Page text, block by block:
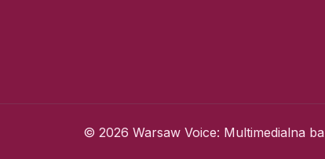
© 2026 Warsaw Voice: Multimedialna